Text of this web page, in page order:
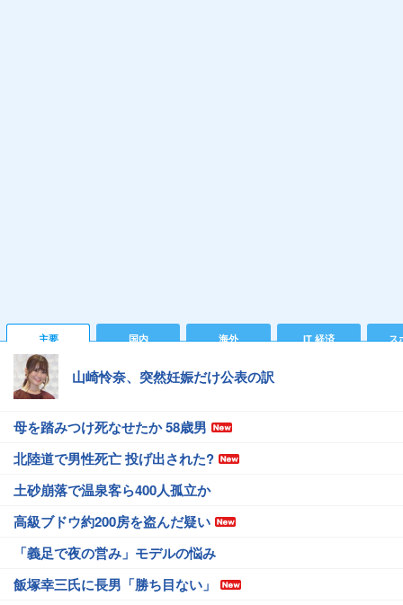
主要 国内 海外 IT 経済 ス
山崎怜奈、突然妊娠だけ公表の訳
母を踏みつけ死なせたか 58歳男
北陸道で男性死亡 投げ出された?
土砂崩落で温泉客ら400人孤立か
高級ブドウ約200房を盗んだ疑い
「義足で夜の営み」モデルの悩み
飯塚幸三氏に長男「勝ち目ない」